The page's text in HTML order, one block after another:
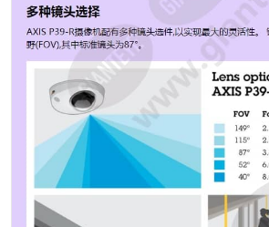
速可靠的安装。 通过使用提供的镜头工
定镜头和图像传感器的球,可以轻松实现
的图像。 由于AXIS P39-R系列与以前的
系列共享相同的物理接口,因此现有安装
易。 以太网供电支持进一步简化了安装,
缆即可传输电源和视频。 波兰海军 监控
合最严酷的海洋环境 图像传感器 CMOS
1/2.8 宽动态范围 动态对比度 最低照度/
0.2 lux 最大视频分辨率 1920x1080 每
距 3.6毫米 水平视场 87 ° 垂直视场 47 °
高，主要 Motion JPEG 是 PoE等级 2
插槽） 是 工作温度 -30至60°C 防破坏